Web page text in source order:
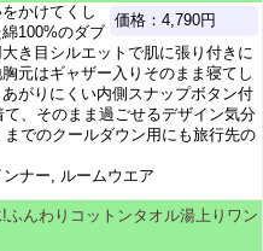
価格：4,790円
かけてくし
100%のダブ
き目シルエットで肌に張り付きに
元はギャザー入りそのまま寝てし
がりにくい内側スナップボタン付
、そのまま過ごせるデザイン気分
でのクールダウン用にも旅行先の
ナー, ルームウエア
!ふんわりコットンタオル湯上りワン